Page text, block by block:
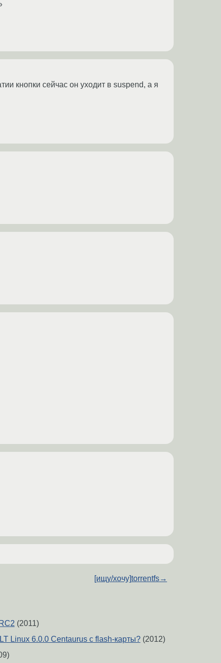
кнопки сейчас он уходит в suspend, а я
[ищу/хочу]torrentfs→
(2011)
Linux 6.0.0 Centaurus с flash-карты?(2012)